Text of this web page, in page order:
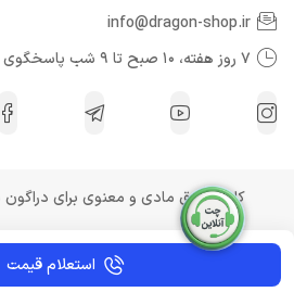
استعلام قیمت
info@dragon-shop.ir
7 روز هفته، 10 صبح تا 9 شب پاسخگوی شما عزیزان هستیم.
کلیه حقوق مادی و معنوی برای